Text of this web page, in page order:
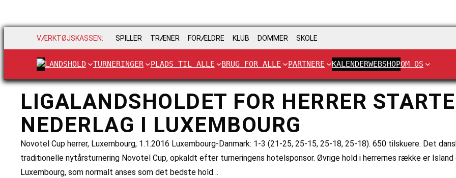
VÆRKTØJSKASSEN: SPILLER TRÆNER FORÆLDRE KLUB DOMMER SKOLE
LANDSHOLD TURNERINGER PLADS TIL ALLE BRUG FOR ALLE PARTNERE KALENDERWEBSHOPOM OS
LIGALANDSHOLDET FOR HERRER
NEDERLAG I LUXEMBOURG
Novotel Cup herrer, Luxembourg, 1.1.2016 Luxembourg-Danmark: 1-3 (21-25, 25-15, 25-18, 25-18). 650 tilskuere. Det
traditionelle nytårsturnering Novotel Cup, opkaldt efter turneringens hotelsponsor. Øvrige hold i herrernes række er
Luxembourg, som normalt anses som det bedste hold…